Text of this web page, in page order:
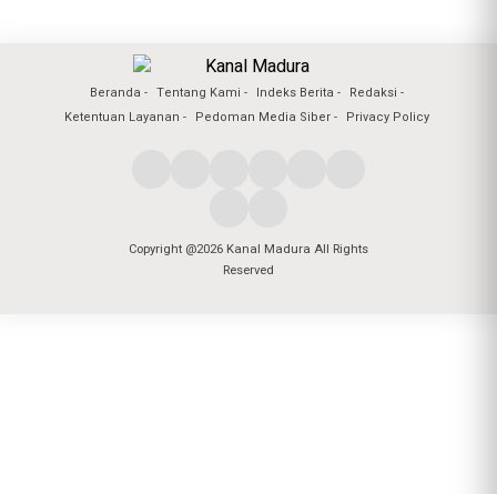
Beranda Tentang Kami Indeks Berita
Redaksi
Ketentuan Layanan
Pedoman Media Siber Privacy Policy
Copyright @2026 Kanal Madura All Rights
Reserved